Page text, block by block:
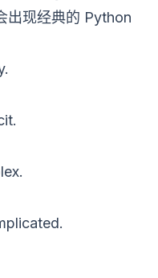
出现经典的 Python